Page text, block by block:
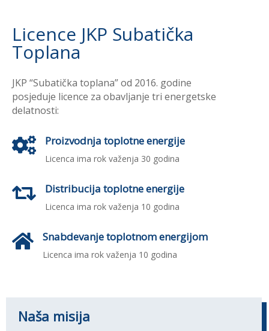
Licence JKP Subatička
Toplana
JKP “Subatička toplana” od 2016. godine
posjeduje licence za obavljanje tri energetske
delatnosti:
 Proizvodnja toplotne energije
Licenca ima rok važenja 30 godina
 Distribucija toplotne energije
Licenca ima rok važenja 10 godina
 Snabdevanje toplotnom energijom
Licenca ima rok važenja 10 godina
Naša misija